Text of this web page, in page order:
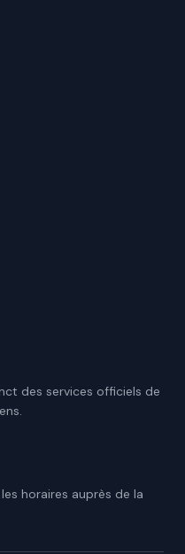
des services officiels de
horaires auprès de la